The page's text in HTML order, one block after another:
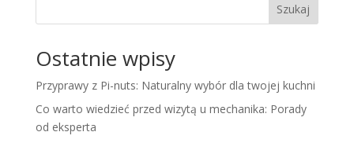
Szukaj
Ostatnie wpisy
Przyprawy z Pi-nuts: Naturalny wybór dla twojej kuchni
Co warto wiedzieć przed wizytą u mechanika: Porady
od eksperta